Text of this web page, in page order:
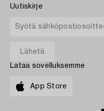
Uutiskirje
Lataa sovelluksemme
App Store